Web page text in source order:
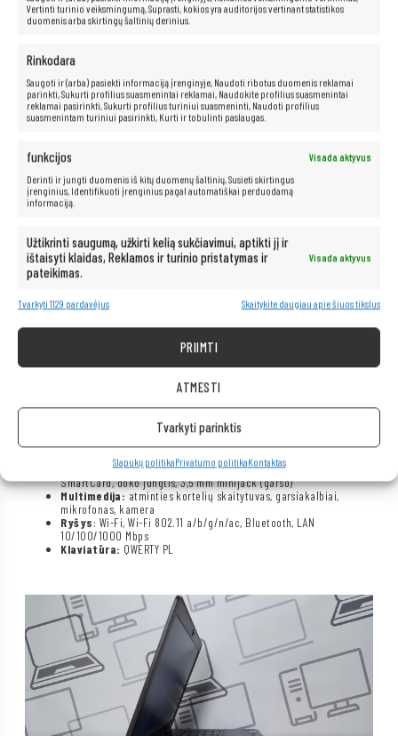
Vertinti turinio veiksmingumą, Suprasti, kokios yra auditorijos vertinant statistikos
duomenis arba skirtingų šaltinių derinius.
Rinkodara
Saugoti ir (arba) pasiekti informaciją įrenginyje, Naudoti ribotus duomenis reklamai
parinkti, Sukurti profilius suasmenintai reklamai, Naudokite profilius suasmenintai
reklamai pasirinkti, Sukurti profilius turiniui suasmeninti, Naudoti profilius
suasmenintam turiniui pasirinkti, Kurti ir tobulinti paslaugas.
funkcijos
Visada aktyvus
Derinti ir jungti duomenis iš kitų duomenų šaltinių, Susieti skirtingus
įrenginius, Identifikuoti įrenginius pagal automatiškai perduodamą
informaciją.
Užtikrinti saugumą, užkirti kelią sukčiavimui, aptikti jį ir
ištaisyti klaidas, Reklamos ir turinio pristatymas ir
pateikimas.
Visada aktyvus
Tvarkyti 1129 pardavėjus Skaitykite daugiau apie šiuos tikslus
PRIIMTI
ATMESTI
Tvarkyti parinktis
Slapukų politikaPrivatumo politikaKontaktas
Specifikacijos
: Intel® Core™ i5-7440HQ (6 MB; maks.
Skiriamoji geba (px):1920 x 1080 FHD
Operacinė sistema:Windows 11 Professional
USB 3.0, USB 3.1 Type C, HDMI, D-Sub (VGA),
SmartCard, doko jungtis, 3,5 mm minijack (garso)
Multimedija: atminties kortelių skaitytuvas, garsiakalbiai,
mikrofonas, kamera
Ryšys: Wi-Fi, Wi-Fi 802.11 a/b/g/n/ac, Bluetooth, LAN
10/100/1000 Mbps
Klaviatūra: QWERTY PL